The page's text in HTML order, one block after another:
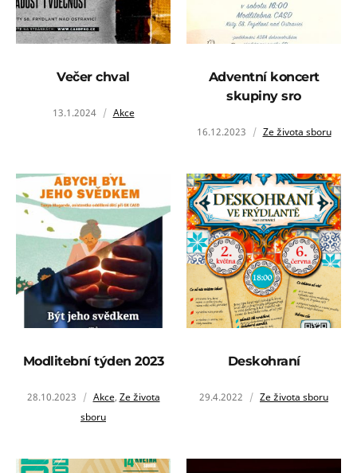
Večer chval
13.1.2024 Akce
Adventní koncert
skupiny sro
16.12.2023 Ze života sboru
Modlitební týden 2023
28.10.2023 Akce, Ze života
sboru
Deskohraní
29.4.2022 Ze života sboru